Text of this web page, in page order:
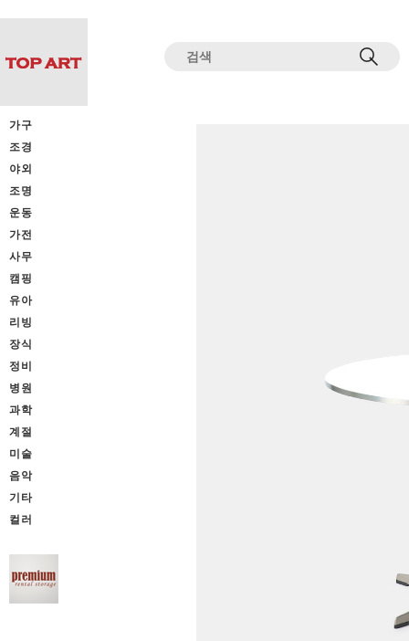
가구
조경
야외
조명
운동
가전
사무
캠핑
유아
리빙
장식
정비
병원
과학
계절
미술
음악
기타
컬러